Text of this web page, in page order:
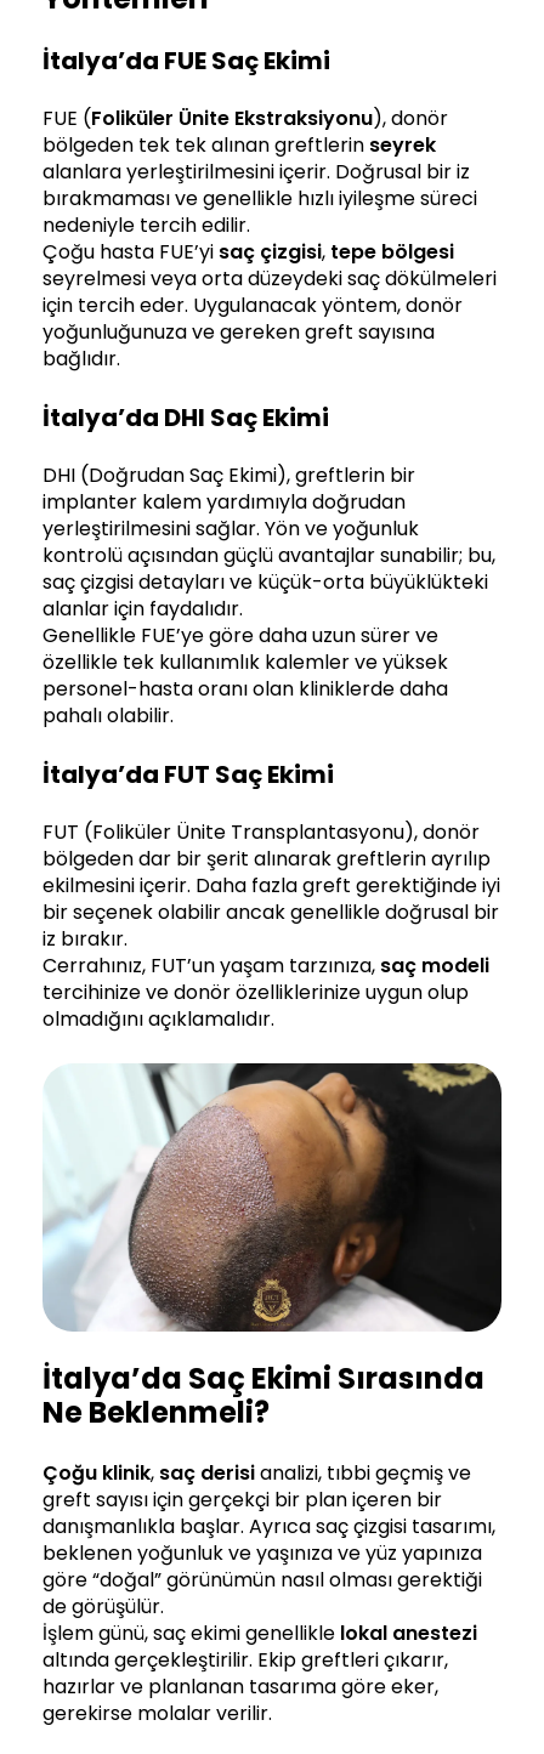
İtalya’da FUE Saç Ekimi
FUE (Foliküler Ünite Ekstraksiyonu), donör
bölgeden tek tek alınan greftlerin seyrek
alanlara yerleştirilmesini içerir. Doğrusal bir iz
bırakmaması ve genellikle hızlı iyileşme süreci
nedeniyle tercih edilir.
Çoğu hasta FUE’yi saç çizgisi, tepe bölgesi
seyrelmesi veya orta düzeydeki saç dökülmeleri
için tercih eder. Uygulanacak yöntem, donör
yoğunluğunuza ve gereken greft sayısına
bağlıdır.
İtalya’da DHI Saç Ekimi
DHI (Doğrudan Saç Ekimi), greftlerin bir
implanter kalem yardımıyla doğrudan
yerleştirilmesini sağlar. Yön ve yoğunluk
kontrolü açısından güçlü avantajlar sunabilir; bu,
saç çizgisi detayları ve küçük-orta büyüklükteki
alanlar için faydalıdır.
Genellikle FUE’ye göre daha uzun sürer ve
özellikle tek kullanımlık kalemler ve yüksek
personel-hasta oranı olan kliniklerde daha
pahalı olabilir.
İtalya’da FUT Saç Ekimi
FUT (Foliküler Ünite Transplantasyonu), donör
bölgeden dar bir şerit alınarak greftlerin ayrılıp
ekilmesini içerir. Daha fazla greft gerektiğinde iyi
bir seçenek olabilir ancak genellikle doğrusal bir
iz bırakır.
Cerrahınız, FUT’un yaşam tarzınıza, saç modeli
tercihinize ve donör özelliklerinize uygun olup
olmadığını açıklamalıdır.
İtalya’da Saç Ekimi Sırasında
Ne Beklenmeli?
Çoğu klinik, saç derisianalizi, tıbbi geçmiş ve
greft sayısı için gerçekçi bir plan içeren bir
danışmanlıkla başlar. Ayrıca saç çizgisi tasarımı,
beklenen yoğunluk ve yaşınıza ve yüz yapınıza
göre “doğal” görünümün nasıl olması gerektiği
de görüşülür.
İşlem günü, saç ekimi genellikle lokal anestezi
altında gerçekleştirilir. Ekip greftleri çıkarır,
hazırlar ve planlanan tasarıma göre eker,
gerekirse molalar verilir.